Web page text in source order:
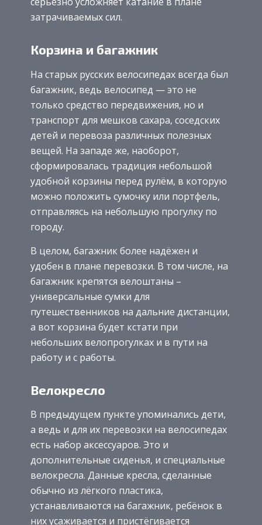
затрачиваемых сил.
Корзина и багажник
На старых русских велосипедах всегда был
багажник, ведь велосипед — это не
только средство передвижения, но и
транспорт для мешков сахара, соседских
детей и перевоза различных полезных
вещей. На западе же, наоборот,
сформировалась традиция небольшой
удобной корзины перед рулём, в которую
можно положить сумочку или портфель,
отправляясь на небольшую прогулку по
городу.
В целом, багажник более надёжен и
удобен в плане перевозки. В том числе, на
багажник крепятся велоштаны –
универсальные сумки для
путешественников на дальние дистанции,
а вот корзина будет кстати при
небольших велопрогулках и в пути на
работу и с работы.
Велокресло
В предыдущем пункте упоминались дети,
а ведь и для их перевозки на велосипедах
есть набор аксессуаров. Это и
дополнительные сиденья, и специальные
велокресла. Данные кресла, сделанные
обычно из лёгкого пластика,
устанавливаются на багажник, ребёнок в
них усаживается и пристёгивается